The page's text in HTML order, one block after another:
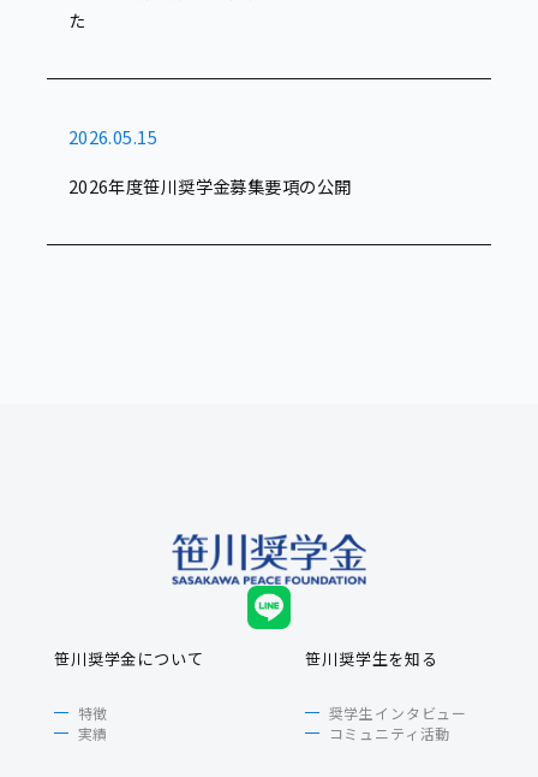
た
2026.05.15
2026年度笹川奨学金募集要項の公開
笹川奨学金について
特徴
実績
笹川奨学生を知る
奨学生インタビュー
コミュニティ活動